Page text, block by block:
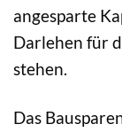
angesparte
Darlehen für
stehen.
Das